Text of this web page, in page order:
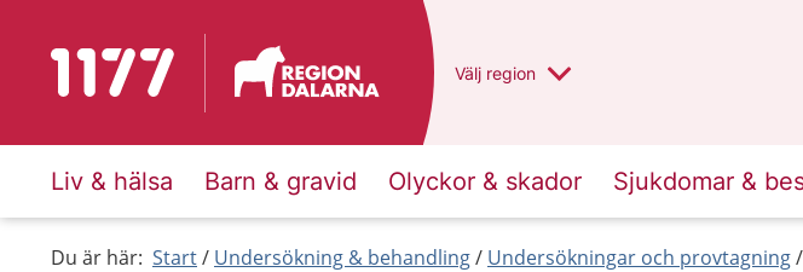
Till startsidan för 1177 Du har valt region
Välj en annan
region
Liv & hälsa Barn & gravid Olyckor & skador Sjukdomar &
Du är här: Start Undersökning & behandling Undersökningar och provtagning